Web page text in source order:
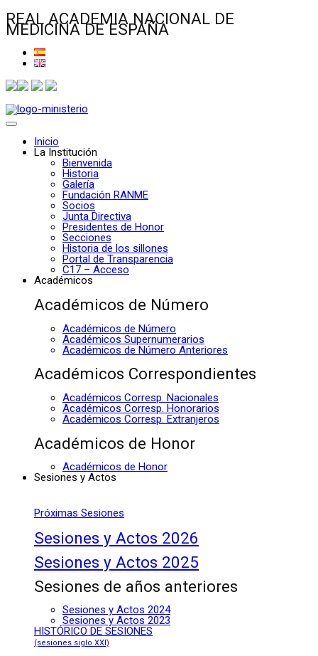
REAL ACADEMIA NACIONAL DE
MEDICINA DE ESPAÑA
Inicio
La Institución
Bienvenida
Historia
Galería
Fundación RANME
Socios
Junta Directiva
Presidentes de Honor
Secciones
Historia de los sillones
Portal de Transparencia
C17 – Acceso
Académicos
Académicos de Número
Académicos de Número
Académicos Supernumerarios
Académicos de Número Anteriores
Académicos Correspondientes
Académicos Corresp. Nacionales
Académicos Corresp. Honorarios
Académicos Corresp. Extranjeros
Académicos de Honor
Académicos de Honor
Sesiones y Actos
Próximas Sesiones
Sesiones y Actos 2026
Sesiones y Actos 2025
Sesiones de años anteriores
Sesiones y Actos 2024
Sesiones y Actos 2023
HISTÓRICO DE SESIONES
(sesiones siglo XXI)